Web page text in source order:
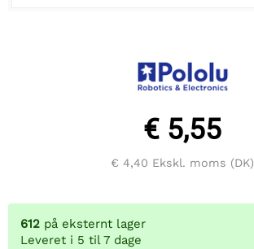
€ 5,55
€ 4,40 Ekskl. moms (DK)
612 på eksternt lager
Leveret i 5 til 7 dage